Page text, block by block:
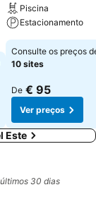
Piscina
Estacionamento
Consulte os preços
10 sites
De € 95
Ver preços
Este
30 dias